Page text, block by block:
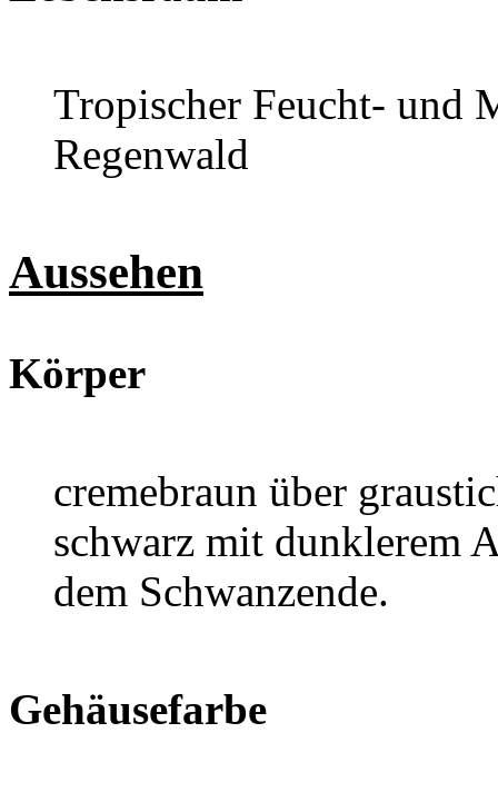
Tropischer Feucht- und
Regenwald
Aussehen
Körper
cremebraun über
schwarz mit dunklerem
dem Schwanzende.
Gehäusefarbe